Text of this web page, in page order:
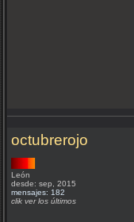
octubrerojo
León
desde: sep, 2015
mensajes: 182
clik ver los últimos